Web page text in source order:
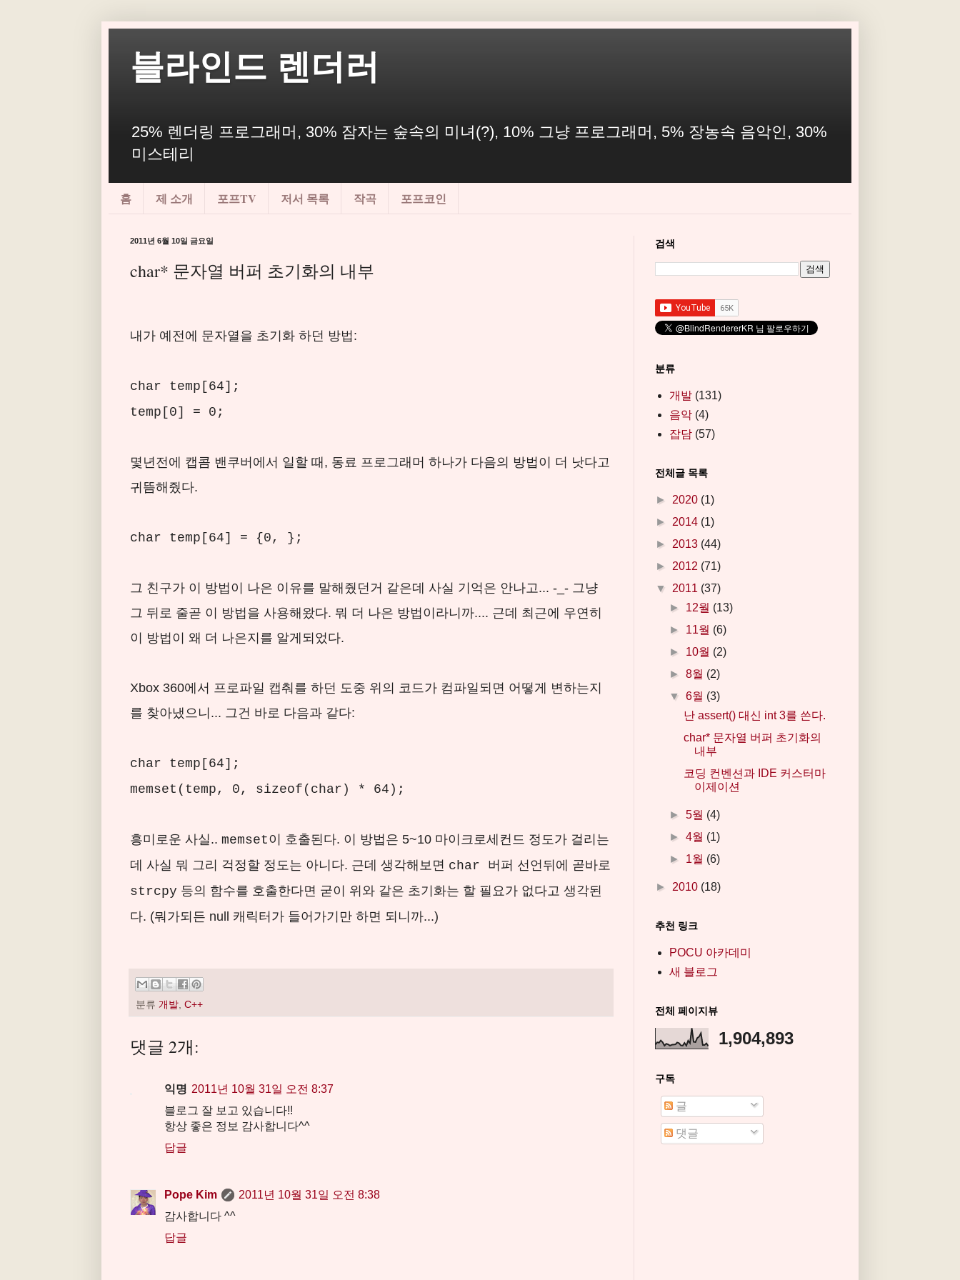
블라인드 렌더러
25% 렌더링 프로그래머, 30% 잠자는 숲속의 미녀(?), 10% 그냥 프로그래머, 5% 장농속 음악인, 30%
미스테리
홈 제 소개 포프TV 저서 목록 작곡 포프코인
2011년 6월 10일 금요일
char* 문자열 버퍼 초기화의 내부
내가 예전에 문자열을 초기화 하던 방법:
char temp[64];
temp[0] = 0;
몇년전에 캡콤 밴쿠버에서 일할 때, 동료 프로그래머 하나가 다음의 방법이 더 낫다고
귀뜸해줬다.
char temp[64] = {0, };
그 친구가 이 방법이 나은 이유를 말해줬던거 같은데 사실 기억은 안나고... -_- 그냥
그 뒤로 줄곧 이 방법을 사용해왔다. 뭐 더 나은 방법이라니까.... 근데 최근에 우연히
이 방법이 왜 더 나은지를 알게되었다.
Xbox 360에서 프로파일 캡춰를 하던 도중 위의 코드가 컴파일되면 어떻게 변하는지
를 찾아냈으니... 그건 바로 다음과 같다:
char temp[64];
memset(temp, 0, sizeof(char) * 64);
흥미로운 사실.. memset이 호출된다. 이 방법은 5~10 마이크로세컨드 정도가 걸리는
데 사실 뭐 그리 걱정할 정도는 아니다. 근데 생각해보면 char 버퍼 선언뒤에 곧바로
strcpy 등의 함수를 호출한다면 굳이 위와 같은 초기화는 할 필요가 없다고 생각된
다. (뭐가되든 null 캐릭터가 들어가기만 하면 되니까...)
분류 개발 C++
댓글 2개:
익명 2011년 10월 31일 오전 8:37
블로그 잘 보고 있습니다!!
항상 좋은 정보 감사합니다^^
답글
Pope Kim
2011년 10월 31일 오전 8:38
감사합니다 ^^
답글
검색
분류
개발 (131)
음악 (4)
잡담 (57)
전체글 목록
► 2020 (1)
► 2014 (1)
► 2013 (44)
► 2012 (71)
▼ 2011 (37)
► 12월 (13)
► 11월 (6)
► 10월 (2)
►8월 (2)
▼6월 (3)
난 assert() 대신 int 3를 쓴다.
char* 문자열 버퍼 초기화의
내부
코딩 컨벤션과 IDE 커스터마
이제이션
►5월 (4)
►4월 (1)
► 1월 (6)
► 2010 (18)
추천 링크
POCU 아카데미
새 블로그
전체 페이지뷰
1,904,893
구독
글
댓글